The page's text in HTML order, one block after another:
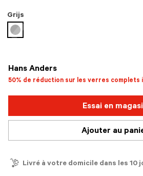
Hans Anders
50% de réduction sur les verres complets
Grijs
sélectionné
Essai en
Ajouter au
Livré à votre domicile dans les 10